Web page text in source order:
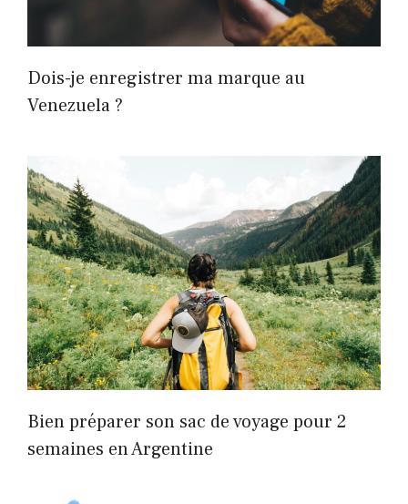
Dois-je enregistrer ma marque au
Venezuela ?
Bien préparer son sac de voyage pour 2
semaines en Argentine